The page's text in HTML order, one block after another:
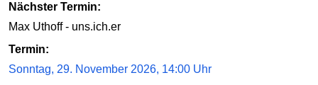
Nächster Termin:
Max Uthoff - uns.ich.er
Termin:
Sonntag, 29. November 2026, 14:00 Uhr